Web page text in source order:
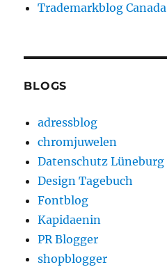
Trademarkblog Canada
BLOGS
adressblog
chromjuwelen
Datenschutz Lüneburg
Design Tagebuch
Fontblog
Kapidaenin
PR Blogger
shopblogger